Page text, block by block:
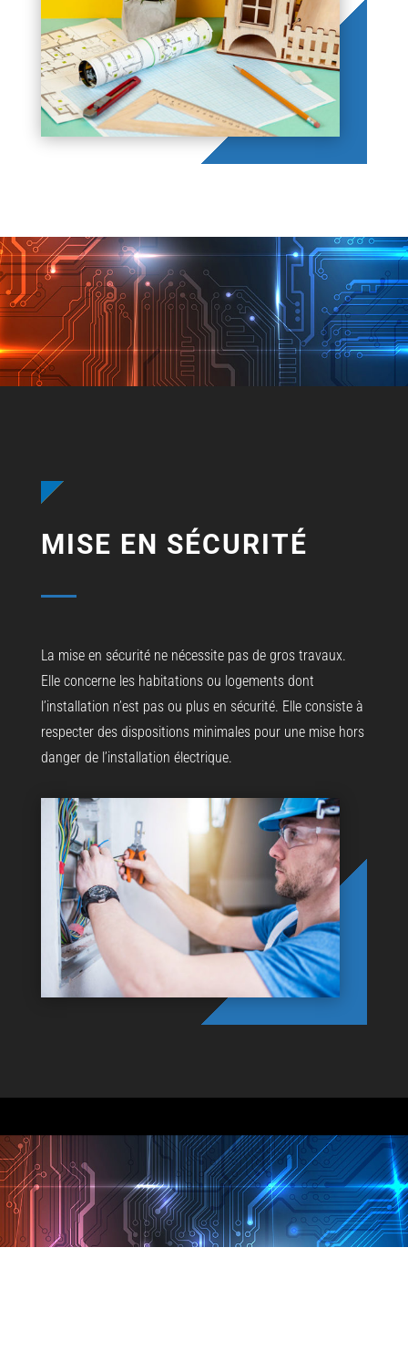
MISE EN SÉCURITÉ
La mise en sécurité ne nécessite pas de gros travaux.
Elle concerne les habitations ou logements dont
l’installation n’est pas ou plus en sécurité. Elle consiste à
respecter des dispositions minimales pour une mise hors
danger de l’installation électrique.